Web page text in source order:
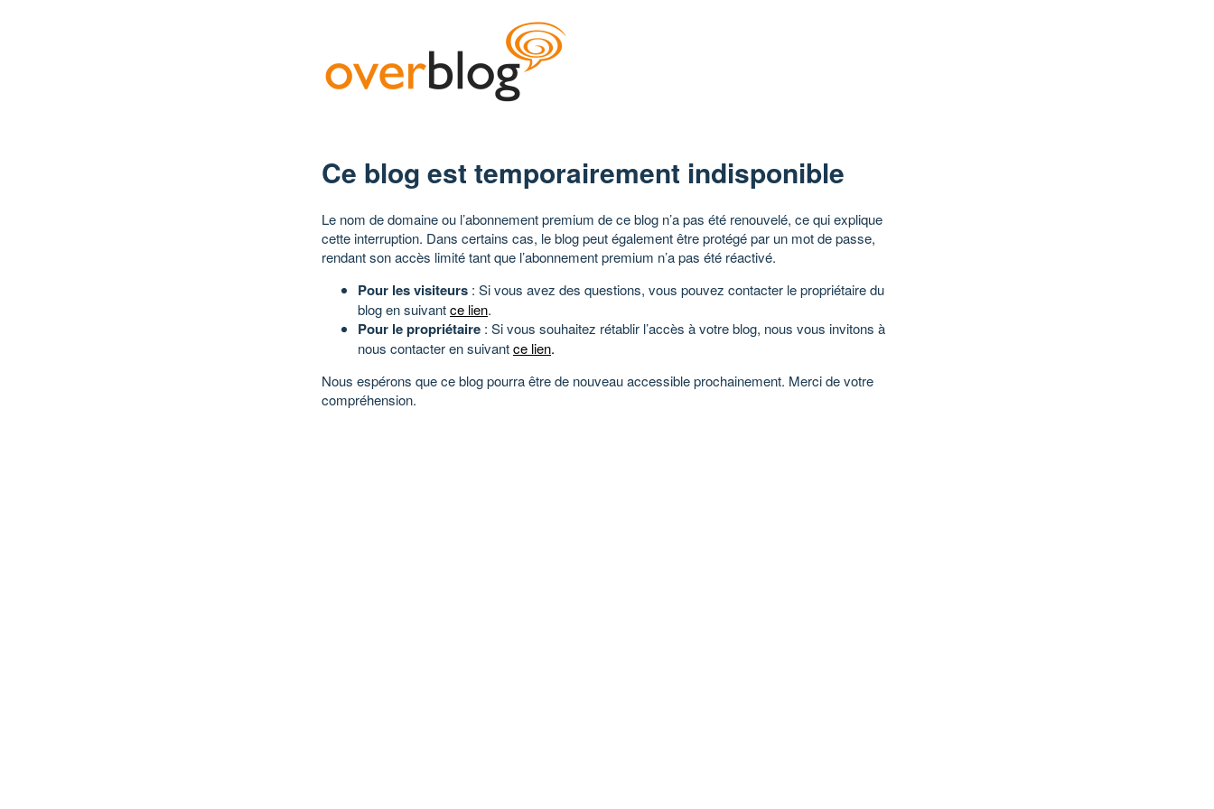
Ce blog est temporairement indisponible
Le nom de domaine ou l’abonnement premium de ce blog n’a pas été renouvelé, ce qui explique
cette interruption. Dans certains cas, le blog peut également être protégé par un mot de passe,
rendant son accès limité tant que l’abonnement premium n’a pas été réactivé.
Pour les visiteurs : Si vous avez des questions, vous pouvez contacter le propriétaire du
blog en suivantce lien.
Pour le propriétaire : Si vous souhaitez rétablir l’accès à votre blog, nous vous invitons à
nous contacter en suivantce lien.
Nous espérons que ce blog pourra être de nouveau accessible prochainement. Merci de votre
compréhension.